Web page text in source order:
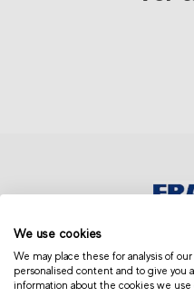
We use cookies
We may place these for analysis of
personalised content and to give you
information about the cookies we